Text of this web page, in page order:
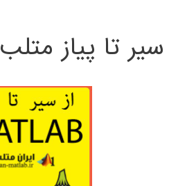
سیر تا پیاز متلب MATLAB